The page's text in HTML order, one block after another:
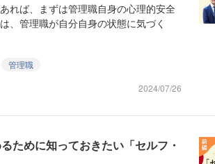
れば、まずは管理職自身の心理的安全
、管理職が自分自身の状態に気づく
管理職
2024/07/26
ために知っておきたい「セルフ・